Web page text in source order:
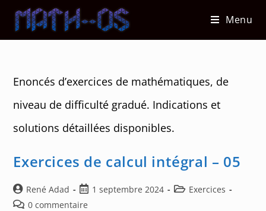
content
Menu
Enoncés d’exercices de mathématiques, de
niveau de difficulté gradué. Indications et
solutions détaillées disponibles.
Exercices de calcul intégral – 05
Auteur/autrice
de
René Adad
Post
published:
1 septembre 2024
PostExercices
Post0 commentaire